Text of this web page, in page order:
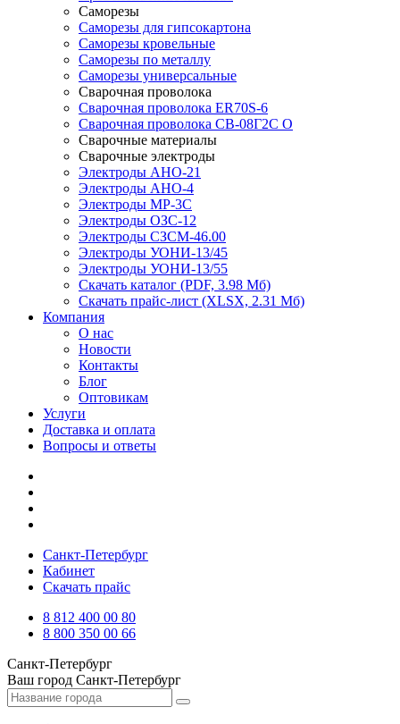
Саморезы
Саморезы для гипсокартона
Саморезы кровельные
Саморезы по металлу
Саморезы универсальные
Сварочная проволока
Сварочная проволока ER70S-6
Сварочная проволока СВ-08Г2С О
Сварочные материалы
Сварочные электроды
Электроды АНО-21
Электроды АНО-4
Электроды МР-3С
Электроды ОЗС-12
Электроды СЗСМ-46.00
Электроды УОНИ-13/45
Электроды УОНИ-13/55
Скачать каталог (PDF, 3.98 Мб)
Скачать прайс-лист (XLSX, 2.31 Мб)
Компания
О нас
Новости
Контакты
Блог
Оптовикам
Услуги
Доставка и оплата
Вопросы и ответы
Санкт-Петербург
Кабинет
Скачать прайс
8 812 400 00 80
8 800 350 00 66
Санкт-Петербург
Ваш город Санкт-Петербург